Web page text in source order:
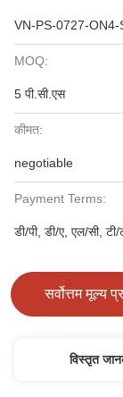
VN-PS-0727-
MOQ:
5 पी.सी.एस
कीमत:
negotiable
Payment Terms:
डी/पी, डी/ए, एल/सी, टी/
सर्वोत्तम मूल्य
विस्तृत